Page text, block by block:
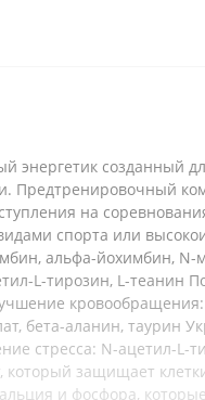
энергетик созданный
Предтренировочный
на
спорта или
альфа-йохимбин, N-
L-тирозин, L-теанин
бета-аланин, таурин
стресса: N-ацетил-L-
защищает
и фосфора,